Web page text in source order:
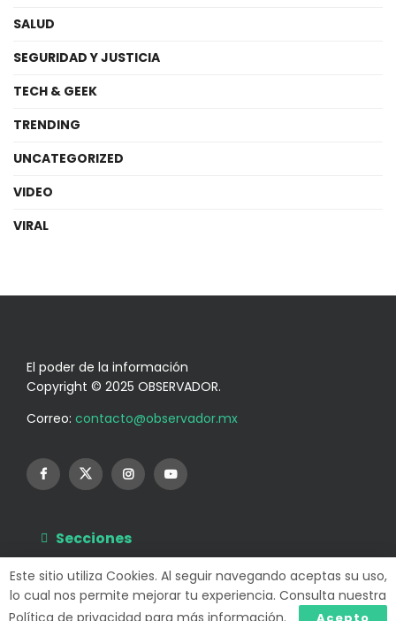
SALUD
SEGURIDAD Y JUSTICIA
TECH & GEEK
TRENDING
UNCATEGORIZED
VIDEO
VIRAL
El poder de la información
Copyright © 2025 OBSERVADOR.
Correo: contacto@observador.mx
Secciones
Información
Este sitio utiliza Cookies. Al seguir navegando aceptas su uso,
lo cual nos permite mejorar tu experiencia. Consulta nuestra
Política de privacidad para más información.